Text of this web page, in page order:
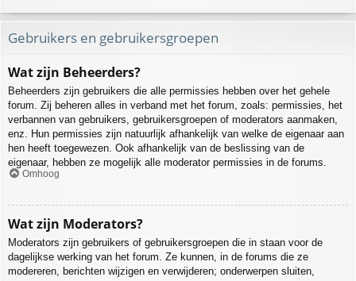
Gebruikers en gebruikersgroepen
Wat zijn Beheerders?
Beheerders zijn gebruikers die alle permissies hebben over het gehele
forum. Zij beheren alles in verband met het forum, zoals: permissies, het
verbannen van gebruikers, gebruikersgroepen of moderators aanmaken,
enz. Hun permissies zijn natuurlijk afhankelijk van welke de eigenaar aan
hen heeft toegewezen. Ook afhankelijk van de beslissing van de
eigenaar, hebben ze mogelijk alle moderator permissies in de forums.
Omhoog
Wat zijn Moderators?
Moderators zijn gebruikers of gebruikersgroepen die in staan voor de
dagelijkse werking van het forum. Ze kunnen, in de forums die ze
modereren, berichten wijzigen en verwijderen; onderwerpen sluiten,